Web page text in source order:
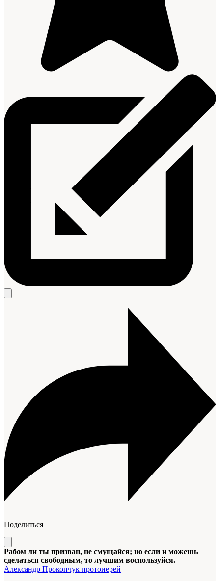
Поделиться
Рабом ли ты призван, не смущайся; но если и можешь
сделаться свободным, то лучшим воспользуйся.
Александр Прокопчук протоиерей